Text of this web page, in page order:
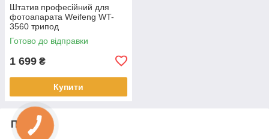
Штатив професійний для
фотоапарата Weifeng WT-
3560 трипод
Готово до відправки
1 699 ₴
Купити
Про нас